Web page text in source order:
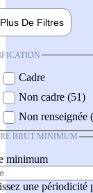
Plus De Filtres
Cadre
Non cadre (51)
Non renseignée
BRUT MINIMUM
minimum
une périodicité